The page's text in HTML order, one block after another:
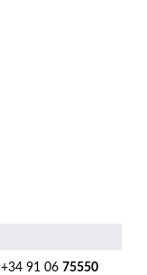
+34 91 06 75550